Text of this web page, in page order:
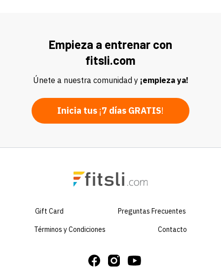
Empieza a entrenar con
fitsli.com
Únete a nuestra comunidad y ¡empieza ya!
Inicia tus ¡7 días GRATIS!
Gift Card Preguntas Frecuentes
Términos y Condiciones Contacto